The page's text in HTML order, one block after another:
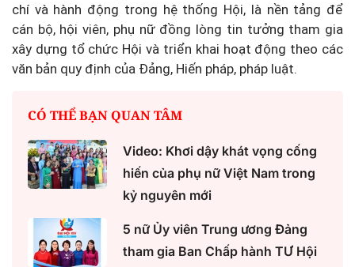
chí và hành động trong hệ thống Hội, là nền tảng để
cán bộ, hội viên, phụ nữ đồng lòng tin tưởng tham gia
xây dựng tổ chức Hội và triển khai hoạt động theo các
văn bản quy định của Đảng, Hiến pháp, pháp luật.
CÓ THỂ BẠN QUAN TÂM
Video: Khơi dậy khát vọng cống
hiến của phụ nữ Việt Nam trong
kỷ nguyên mới
5 nữ Ủy viên Trung ương Đảng
tham gia Ban Chấp hành TƯ Hội